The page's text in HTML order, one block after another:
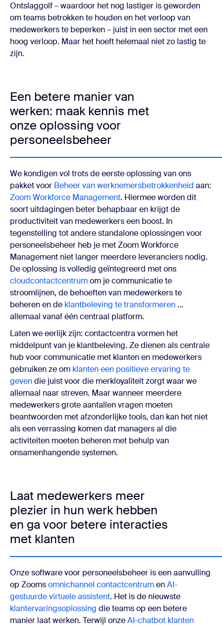
Ontslaggolf – waardoor het nog lastiger is geworden
om teams betrokken te houden en het verloop van
medewerkers te beperken – juist in een sector met een
hoog verloop. Maar het hoeft helemaal niet zo lastig te
zijn.
Een betere manier van
werken: maak kennis met
onze oplossing voor
personeelsbeheer
We kondigen vol trots de eerste oplossing van ons
pakket voor Beheer van werknemersbetrokkenheid aan:
Zoom Workforce Management. Hiermee worden dit
soort uitdagingen beter behapbaar en krijgt de
productiviteit van medewerkers een boost. In
tegenstelling tot andere standalone oplossingen voor
personeelsbeheer heb je met Zoom Workforce
Management niet langer meerdere leveranciers nodig.
De oplossing is volledig geïntegreerd met ons
cloudcontactcentrumom je communicatie te
stroomlijnen, de behoeften van medewerkers te
beheren en de klantbeleving te transformeren ...
allemaal vanaf één centraal platform.
Laten we eerlijk zijn: contactcentra vormen het
middelpunt van je klantbeleving. Ze dienen als centrale
hub voor communicatie met klanten en medewerkers
gebruiken ze om klanten een positieve ervaring te
gevendie juist voor die merkloyaliteit zorgt waar we
allemaal naar streven. Maar wanneer meerdere
medewerkers grote aantallen vragen moeten
beantwoorden met afzonderlijke tools, dan kan het niet
als een verrassing komen dat managers al die
activiteiten moeten beheren met behulp van
onsamenhangende systemen.
Laat medewerkers meer
plezier in hun werk hebben
en ga voor betere interacties
met klanten
Onze software voor personeelsbeheer is een aanvulling
op Zoomsomnichannel contactcentrumenAI-
gestuurde virtuele assistent. Het is de nieuwste
klantervaringsoplossing die teams op een betere
manier laat werken. Terwijl onzeAI-chatbot klanten